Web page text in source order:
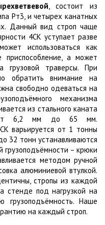
, состоит из
Рт3, и четырех канатных
Данный вид строп чаще
4СК уступает разве
использоваться как
приспособление, а может
грузовой траверсы. При
обратить внимание на
свободно одеваться на
механизма
из стального каната
от 6,2 мм до 65 мм.
варьируется от 1 тонны
32 тонн устанавливаются
грузоподъёмности – крюки
методом ручной
алюминиевой втулкой.
стропы из каждой
стенде под нагрузкой на
грузоподъёмность. Наше
на каждый строп.